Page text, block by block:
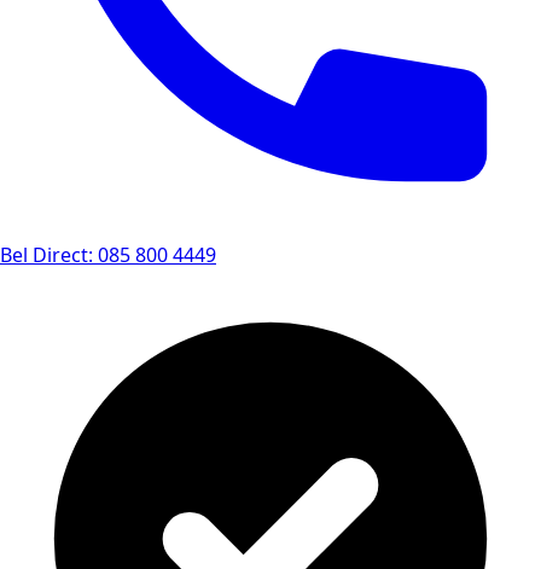
Bel Direct: 085 800 4449